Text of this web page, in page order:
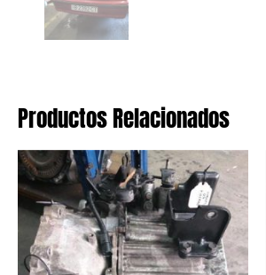
Productos Relacionados